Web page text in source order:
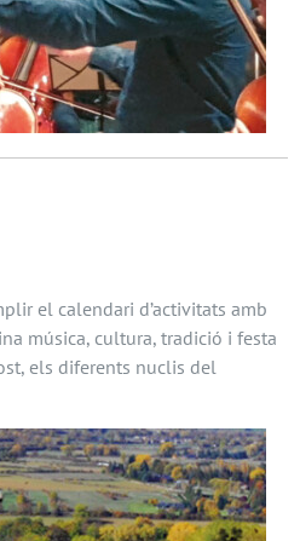
el calendari d’activitats amb
música, cultura, tradició i festa
els diferents nuclis del